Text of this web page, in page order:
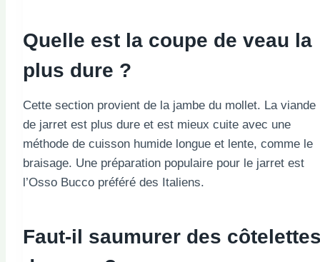
Quelle est la coupe de veau la
plus dure ?
Cette section provient de la jambe du mollet. La viande
de jarret est plus dure et est mieux cuite avec une
méthode de cuisson humide longue et lente, comme le
braisage. Une préparation populaire pour le jarret est
l’Osso Bucco préféré des Italiens.
Faut-il saumurer des